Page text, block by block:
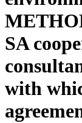
SA
with